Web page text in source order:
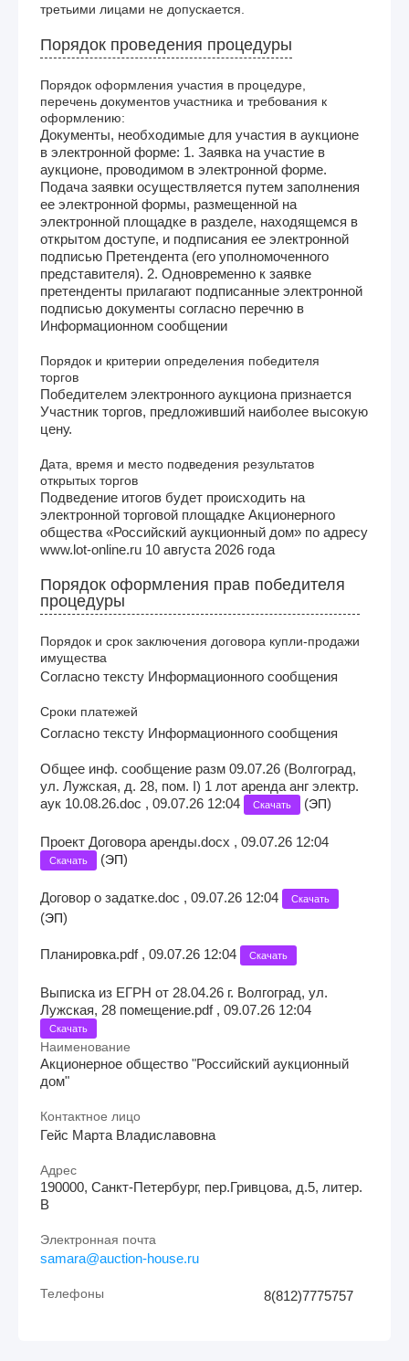
третьими лицами не допускается.
Порядок проведения процедуры
Порядок оформления участия в процедуре,
перечень документов участника и требования к
оформлению:
Документы, необходимые для участия в аукционе
в электронной форме: 1. Заявка на участие в
аукционе, проводимом в электронной форме.
Подача заявки осуществляется путем заполнения
ее электронной формы, размещенной на
электронной площадке в разделе, находящемся в
открытом доступе, и подписания ее электронной
подписью Претендента (его уполномоченного
представителя). 2. Одновременно к заявке
претенденты прилагают подписанные электронной
подписью документы согласно перечню в
Информационном сообщении
Порядок и критерии определения победителя
торгов
Победителем электронного аукциона признается
Участник торгов, предложивший наиболее высокую
цену.
Дата, время и место подведения результатов
открытых торгов
Подведение итогов будет происходить на
электронной торговой площадке Акционерного
общества «Российский аукционный дом» по адресу
www.lot-online.ru 10 августа 2026 года
Порядок оформления прав победителя
процедуры
Порядок и срок заключения договора купли-продажи
имущества
Согласно тексту Информационного сообщения
Сроки платежей
Согласно тексту Информационного сообщения
Общее инф. сообщение разм 09.07.26 (Волгоград,
ул. Лужская, д. 28, пом. I) 1 лот аренда анг электр.
аук 10.08.26.doc , 09.07.26 12:04
Скачать (ЭП)
Проект Договора аренды.docx , 09.07.26 12:04
Скачать (ЭП)
Договор о задатке.doc , 09.07.26 12:04 Скачать
(ЭП)
Планировка.pdf , 09.07.26 12:04 Скачать
Выписка из ЕГРН от 28.04.26 г. Волгоград, ул.
Лужская, 28 помещение.pdf , 09.07.26 12:04
Скачать
Наименование
Акционерное общество "Российский аукционный
дом"
Контактное лицо
Гейс Марта Владиславовна
Адрес
190000, Санкт-Петербург, пер.Гривцова, д.5, литер.
В
Электронная почта
samara@auction-house.ru
Телефоны 8(812)7775757